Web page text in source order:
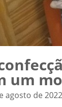
um
agosto de